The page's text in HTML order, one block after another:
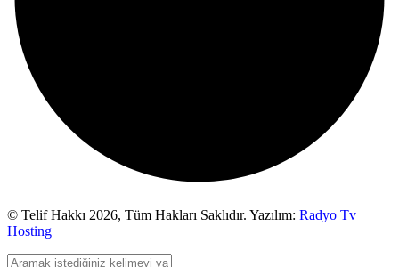
© Telif Hakkı 2026, Tüm Hakları Saklıdır. Yazılım: Radyo Tv
Hosting